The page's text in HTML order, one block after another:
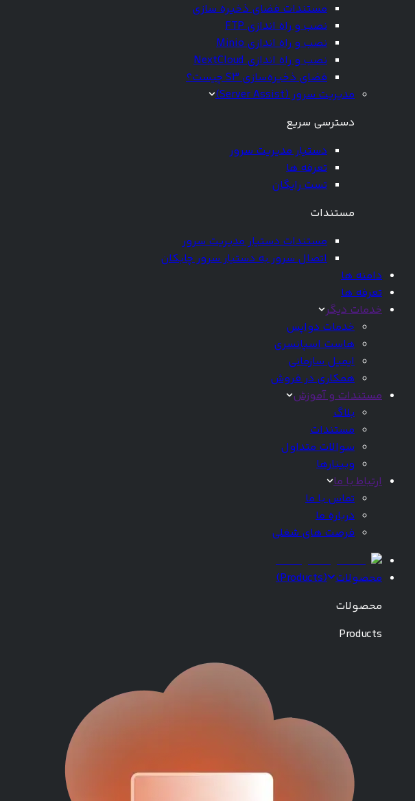
مستندات فضای ذخیره سازی
نصب و راه اندازی FTP
نصب و راه اندازی Minio
نصب و راه اندازی NextCloud
فضای ذخیره‌سازی S3 چیست؟
مدیریت سرور (Server Assist)
دسترسی سریع
دستیار مدیریت سرور
تعرفه ها
تست رایگان
مستندات
مستندات دستیار مدیریت سرور
اتصال سرور به دستیار سرور چابکان
دامنه ها
تعرفه ها
خدمات دیگر
خدمات دواپس
هاست اسپانسری
ایمیل سازمانی
همکاری در فروش
مستندات و آموزش
بلاگ
مستندات
سوالات متداول
وبینارها
ارتباط با ما
تماس با ما
درباره ما
فرصت های شغلی
محصولات (
Products
)
محصولات
Products